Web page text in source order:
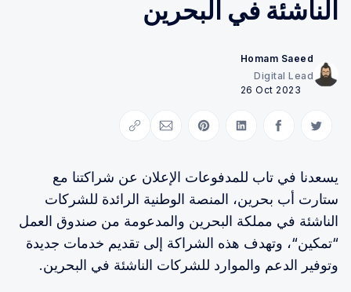
الناشئة في البحرين
Homam Saeed
Digital Lead
26 Oct 2023
Share on Twitter
Share on Facebook
Share on LinkedIn
Share on Pinterest
Share via Email
Copy link
يسعدنا في تاب للمدفوعات الإعلان عن شراكتنا مع
ستارت أب بحرين، المنصة الوطنية الرائدة للشركات
الناشئة في مملكة البحرين والمدعومة من صندوق العمل
“تمكين“، وتهدف هذه الشراكة إلى تقديم خدمات جديدة
وتوفير الدعم والموارد للشركات الناشئة في البحرين.